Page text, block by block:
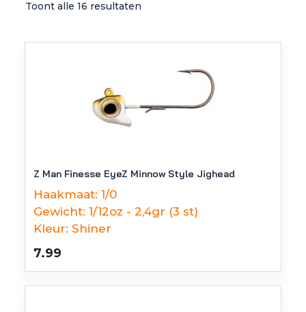
Toont alle 16 resultaten
Z Man Finesse EyeZ Minnow Style Jighead
Haakmaat: 1/0
Gewicht: 1/12oz - 2,4gr (3 st)
Kleur: Shiner
7.99